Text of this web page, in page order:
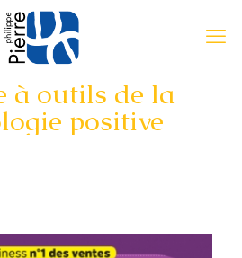
à outils de la
positive